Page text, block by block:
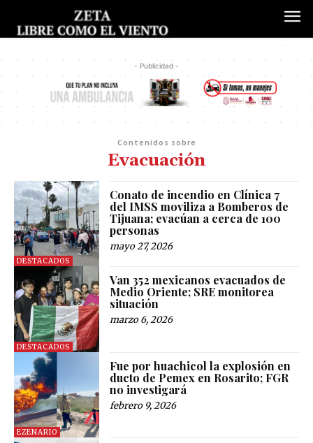
- Publicidad -
Contenidos sobre
Evacuación
DESTACADOS
Conato de incendio en Clínica 7
del IMSS moviliza a Bomberos de
Tijuana; evacúan a cerca de 100
personas
mayo 27, 2026
DESTACADOS
Van 352 mexicanos evacuados de
Medio Oriente; SRE monitorea
situación
marzo 6, 2026
EZENARIO
Fue por huachicol la explosión en
ducto de Pemex en Rosarito; FGR
no investigará
febrero 9, 2026